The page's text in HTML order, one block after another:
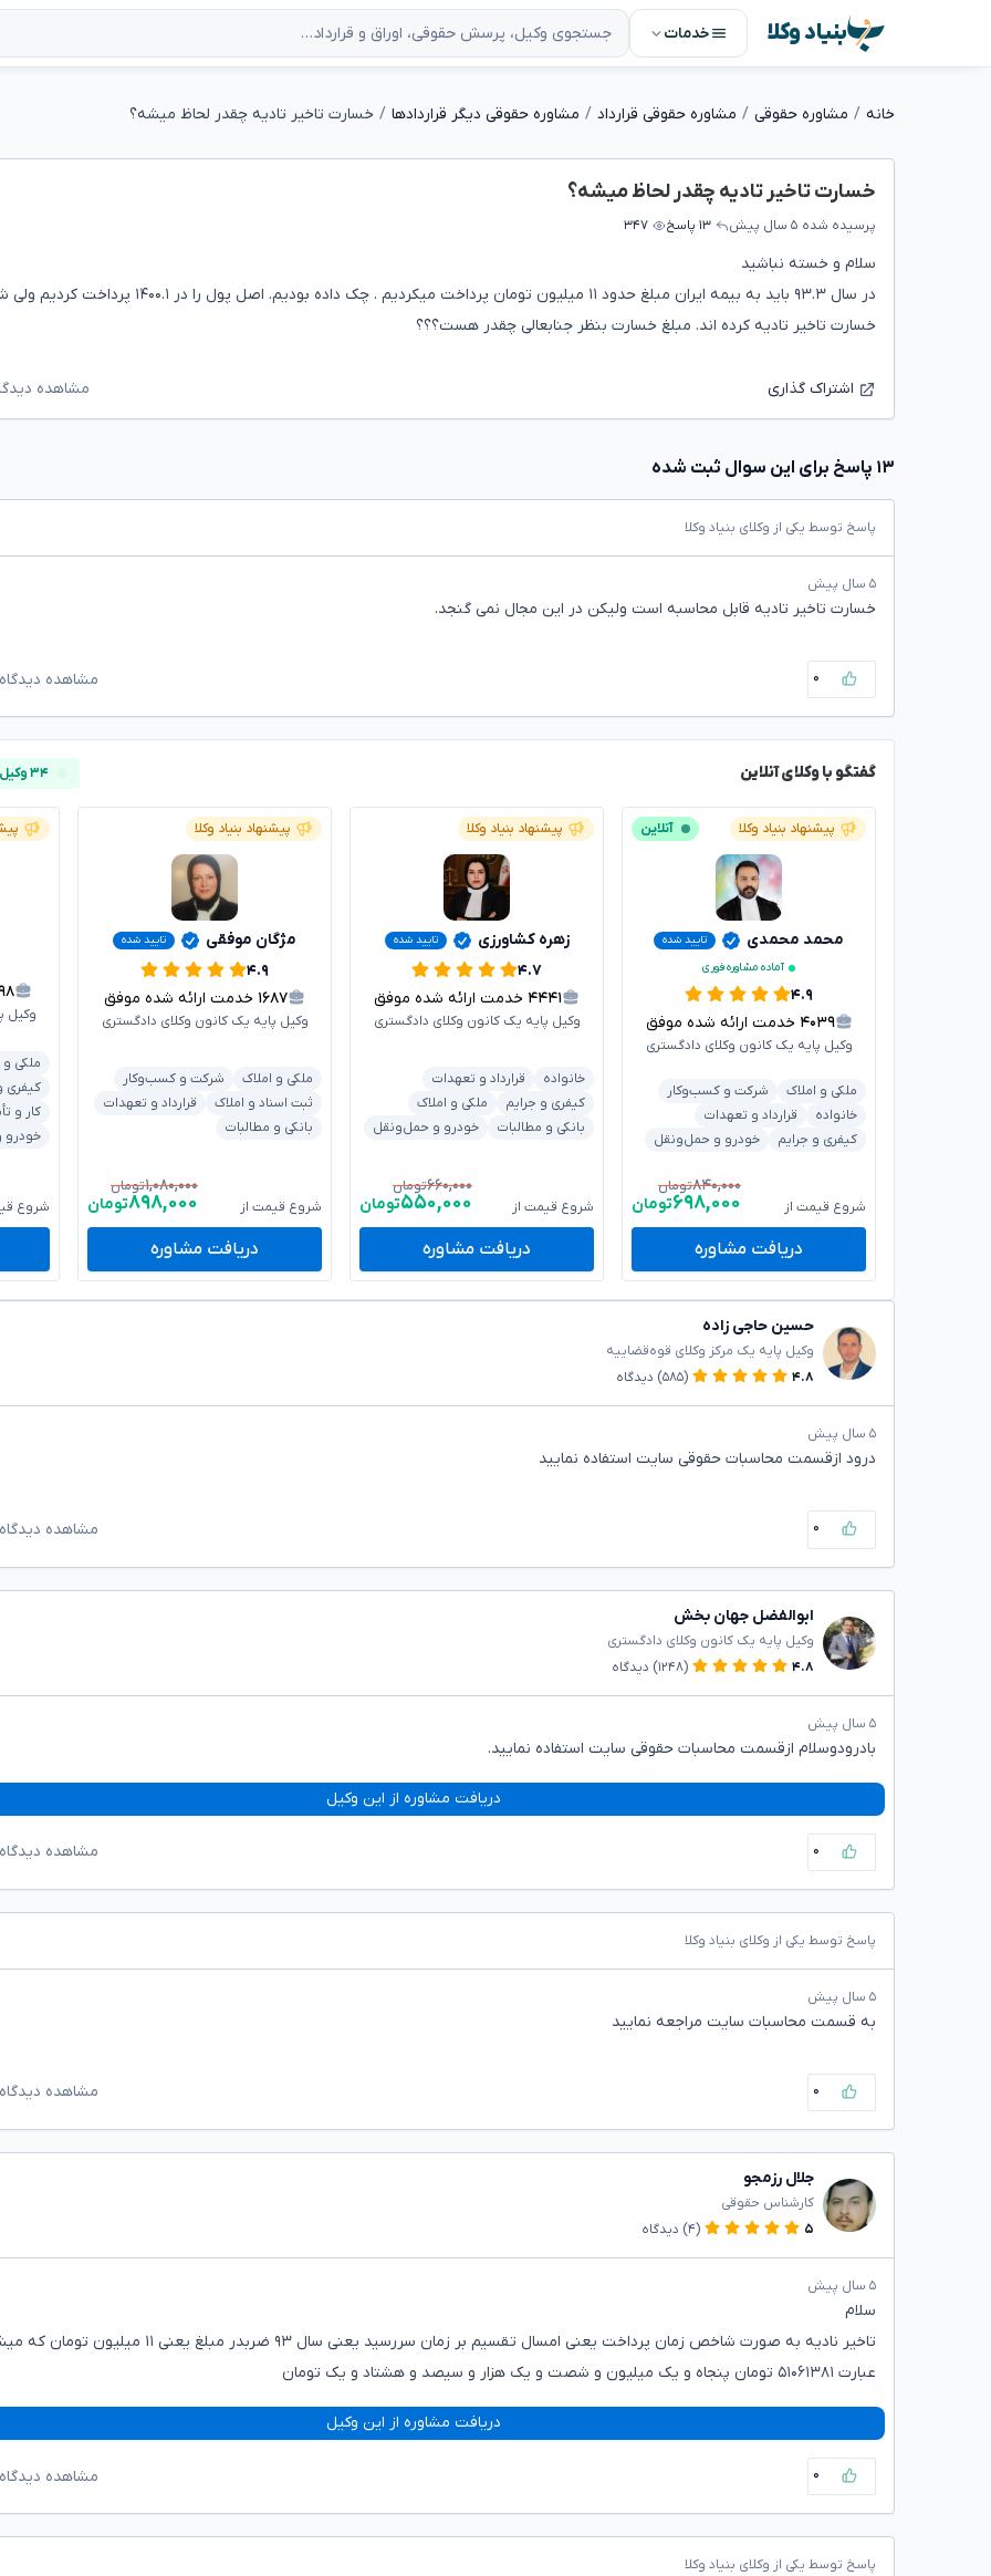
بنیاد وکلا خدمات
خانه مشاوره حقوقی مشاوره حقوقی قرارداد مشاوره حقوقی دیگر قراردادها خسارت تاخیر تادیه چقدر لحاظ میشه؟
خسارت تاخیر تادیه چقدر لحاظ میشه؟
پرسیده شده ۵ سال پیش ۱۳ پاسخ ۳۴۷
سلام و خسته نباشید
در سال ۹۳.۳ باید به بیمه ایران مبلغ حدود ۱۱ میلیون تومان پرداخت میکردیم . چک داده بودیم. اصل پول را
خسارت تاخیر تادیه کرده اند. مبلغ خسارت بنظر جنابعالی چقدر هست؟؟؟
اشتراک گذاری مشاهده
۱۳ پاسخ برای این سوال ثبت شده
پاسخ توسط یکی از وکلای بنیاد وکلا
۵ سال پیش
خسارت تاخیر تادیه قابل محاسبه است ولیکن در این مجال نمی گنجد.
۰ مشاهده
گفتگو با وکلای آنلاین ۳۴ وکیل آنلاین
پیشنهاد بنیاد وکلا آنلاین
محمد محمدی
تایید شده
آماده مشاوره فوری
۴.۹
۴۰۳۹ خدمت ارائه شده موفق
وکیل پایه یک کانون وکلای دادگستری
ملکی و املاک
شرکت و کسب‌وکار
خانواده
قرارداد و تعهدات
کیفری و جرایم
خودرو و حمل‌ونقل
شروع قیمت از
۸۴۰,۰۰۰تومان
۶۹۸,۰۰۰تومان
دریافت مشاوره
پیشنهاد بنیاد وکلا
زهره کشاورزی تایید شده
۴.۷
۴۴۴۱ خدمت ارائه شده موفق
وکیل پایه یک کانون وکلای دادگستری
خانواده
قرارداد و تعهدات
کیفری و جرایم
ملکی و املاک
بانکی و مطالبات
خودرو و حمل‌ونقل
شروع قیمت از
۶۶۰,۰۰۰تومان
۵۵۰,۰۰۰تومان
دریافت مشاوره
پیشنهاد بنیاد وکلا
مژگان موفقی تایید شده
۴.۹
۱۶۸۷ خدمت ارائه شده موفق
وکیل پایه یک کانون وکلای دادگستری
ملکی و املاک
شرکت و کسب‌وکار
ثبت اسناد و املاک
قرارداد و تعهدات
بانکی و مطالبات
شروع قیمت از
۱,۰۸۰,۰۰۰تومان
۸۹۸,۰۰۰تومان
دریافت مشاوره
وکیل
ملکی و
کیفری
کار و
خودرو
شروع
حسین حاجی زاده
وکیل پایه یک مرکز وکلای قوه‌قضاییه
۴.۸
(۵۸۵) دیدگاه
۵ سال پیش
درود ازقسمت محاسبات حقوقی سایت استفاده نمایید
۰ مشاهده
ابوالفضل جهان بخش
وکیل پایه یک کانون وکلای دادگستری
۴.۸
(۱۲۴۸) دیدگاه
۵ سال پیش
بادرودوسلام ازقسمت محاسبات حقوقی سایت استفاده نمایید.
دریافت مشاوره از این وکیل
۰ مشاهده
پاسخ توسط یکی از وکلای بنیاد وکلا
۵ سال پیش
به قسمت محاسبات سایت مراجعه نمایید
۰ مشاهده
جلال رزمجو
کارشناس حقوقی
۵
(۴) دیدگاه
۵ سال پیش
سلام
تاخیر نادیه به صورت شاخص زمان پرداخت یعنی امسال تقسیم بر زمان سررسید یعنی سال ۹۳ ضربدر مبلغ
عبارت ۵۱۰۶۱۳۸۱ تومان پنجاه و یک میلیون و شصت و یک هزار و سیصد و هشتاد و یک تومان
دریافت مشاوره از این وکیل
۰ مشاهده
پاسخ توسط یکی از وکلای بنیاد وکلا